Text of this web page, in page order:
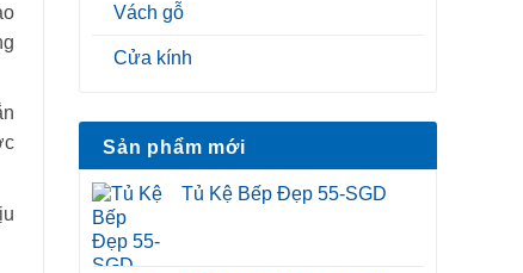
Vách gỗ
Cửa kính
Sản phẩm mới
Tủ Kệ Bếp Đẹp 55-SGD